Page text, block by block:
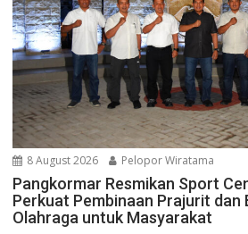
8 August 2026 Pelopor Wiratama
Pangkormar Resmikan Sport
Perkuat Pembinaan Prajurit dan
Olahraga untuk Masyarakat